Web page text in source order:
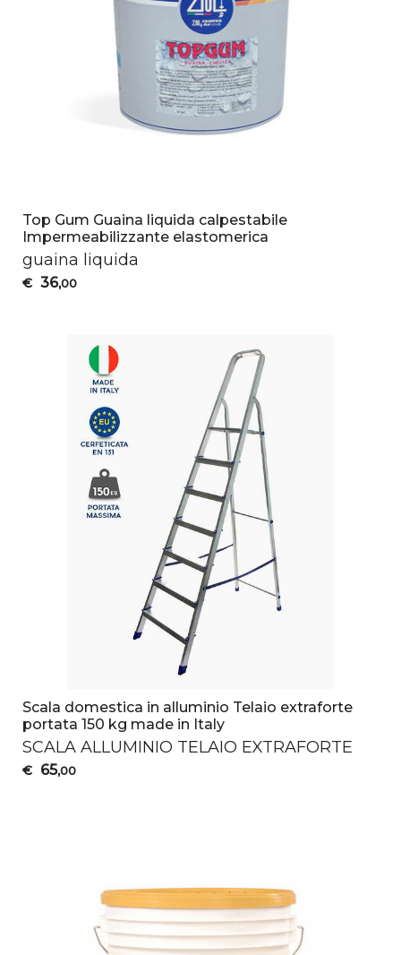
Top Gum Guaina liquida calpestabile
Impermeabilizzante elastomerica
guaina liquida
€ 36,00
Scala domestica in alluminio Telaio extraforte
portata 150 kg made in Italy
SCALA ALLUMINIO TELAIO EXTRAFORTE
€ 65,00